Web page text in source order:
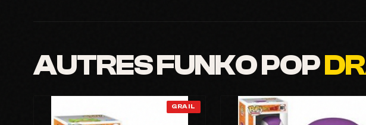
AUTRES FUNKO POP
GRAIL